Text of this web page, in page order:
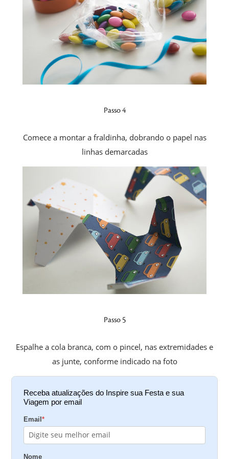
Passo 4
Comece a montar a fraldinha, dobrando o papel nas
linhas demarcadas
Passo 5
Espalhe a cola branca, com o pincel, nas extremidades e
as junte, conforme indicado na foto
Receba atualizações do Inspire sua Festa e sua
Viagem por email
Email*
Nome